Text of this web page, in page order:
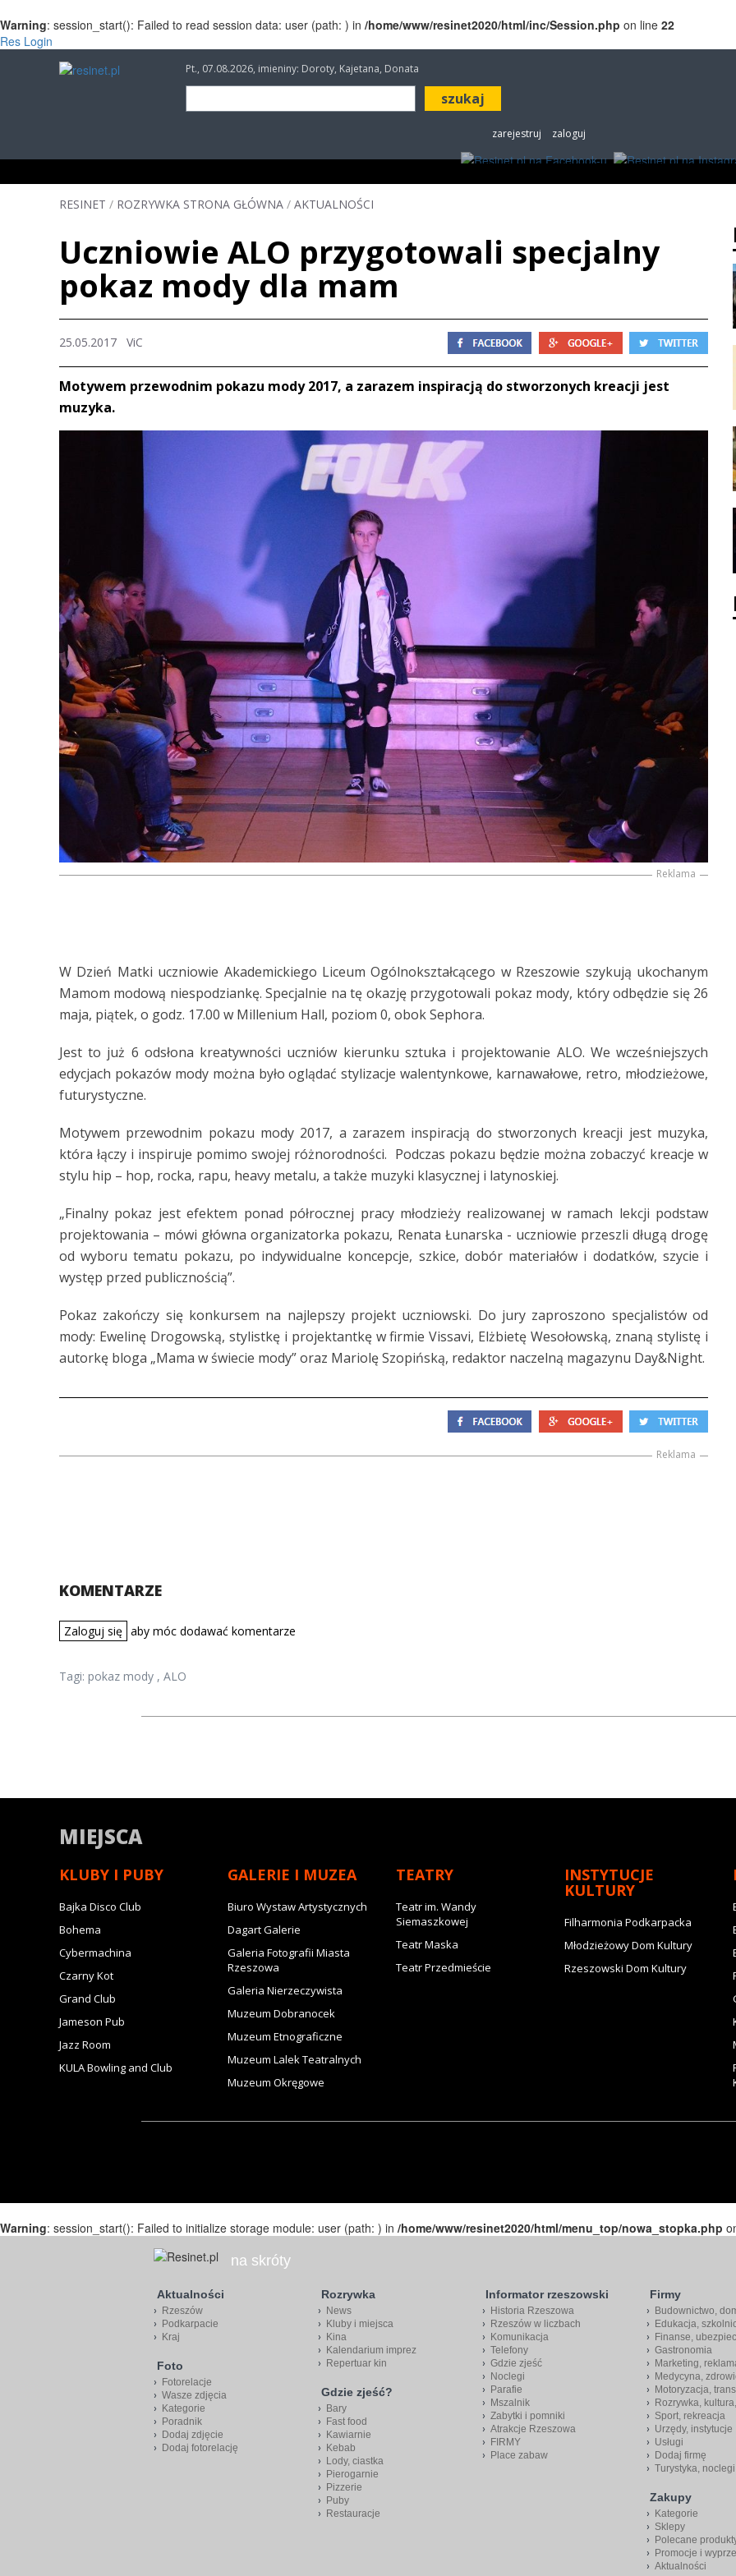
Warning: session_start(): Failed to read session data: user (path: ) in /home/www/resinet2020/html/inc/Session.php on line 22
Res Login
Pt., 07.08.2026, imieniny: Doroty, Kajetana, Donata
zarejestruj zaloguj
INFORMACJE INWESTYCJE IMPREZY
RESINET / ROZRYWKA STRONA GŁÓWNA / AKTUALNOŚCI
Uczniowie ALO przygotowali specjalny
pokaz mody dla mam
25.05.2017 ViC
Motywem przewodnim pokazu mody 2017, a zarazem inspiracją do stworzonych kreacji jest
muzyka.
Reklama
W Dzień Matki uczniowie Akademickiego Liceum Ogólnokształcącego w Rzeszowie szykują ukochanym
Mamom modową niespodziankę. Specjalnie na tę okazję przygotowali pokaz mody, który odbędzie się 26
maja, piątek, o godz. 17.00 w Millenium Hall, poziom 0, obok Sephora.
Jest to już 6 odsłona kreatywności uczniów kierunku sztuka i projektowanie ALO. We wcześniejszych
edycjach pokazów mody można było oglądać stylizacje walentynkowe, karnawałowe, retro, młodzieżowe,
futurystyczne.
Motywem przewodnim pokazu mody 2017, a zarazem inspiracją do stworzonych kreacji jest muzyka,
która łączy i inspiruje pomimo swojej różnorodności. Podczas pokazu będzie można zobaczyć kreacje w
stylu hip – hop, rocka, rapu, heavy metalu, a także muzyki klasycznej i latynoskiej.
„Finalny pokaz jest efektem ponad półrocznej pracy młodzieży realizowanej w ramach lekcji podstaw
projektowania – mówi główna organizatorka pokazu, Renata Łunarska - uczniowie przeszli długą drogę
od wyboru tematu pokazu, po indywidualne koncepcje, szkice, dobór materiałów i dodatków, szycie i
występ przed publicznością”.
Pokaz zakończy się konkursem na najlepszy projekt uczniowski. Do jury zaproszono specjalistów od
mody: Ewelinę Drogowską, stylistkę i projektantkę w firmie Vissavi, Elżbietę Wesołowską, znaną stylistę i
autorkę bloga „Mama w świecie mody” oraz Mariolę Szopińską, redaktor naczelną magazynu Day&Night.
Reklama
KOMENTARZE
Zaloguj się aby móc dodawać komentarze
Tagi: pokaz mody , ALO
MIEJSCA
KLUBY I PUBY
Bajka Disco Club
Bohema
Cybermachina
Czarny Kot
Grand Club
Jameson Pub
Jazz Room
KULA Bowling and Club
GALERIE I MUZEA
Biuro Wystaw Artystycznych
Dagart Galerie
Galeria Fotografii Miasta
Rzeszowa
Galeria Nierzeczywista
Muzeum Dobranocek
Muzeum Etnograficzne
Muzeum Lalek Teatralnych
Muzeum Okręgowe
TEATRY
Teatr im. Wandy
Siemaszkowej
Teatr Maska
Teatr Przedmieście
INSTYTUCJE
KULTURY
Filharmonia Podkarpacka
Młodzieżowy Dom Kultury
Rzeszowski Dom Kultury
Warning: session_start(): Failed to initialize storage module: user (path: ) in /home/www/resinet2020/html/menu_top/nowa_stopka.php
na skróty
Aktualności
Rzeszów
Podkarpacie
Kraj
Foto
Fotorelacje
Wasze zdjęcia
Kategorie
Poradnik
Dodaj zdjęcie
Dodaj fotorelację
Rozrywka
News
Kluby i miejsca
Kina
Kalendarium imprez
Repertuar kin
Gdzie zjeść?
Bary
Fast food
Kawiarnie
Kebab
Lody, ciastka
Pierogarnie
Pizzerie
Puby
Restauracje
Informator rzeszowski
Historia Rzeszowa
Rzeszów w liczbach
Komunikacja
Telefony
Gdzie zjeść
Noclegi
Parafie
Mszalnik
Zabytki i pomniki
Atrakcje Rzeszowa
FIRMY
Place zabaw
Firmy
Budownictwo,
Edukacja,
Finanse,
Gastronomia
Marketing,
Medycyna,
Motoryzacja,
Rozrywka,
Sport, rekreacja
Urzędy, instytucje
Usługi
Dodaj firmę
Turystyka, noclegi
Zakupy
Kategorie
Sklepy
Polecane
Promocje i
Aktualności